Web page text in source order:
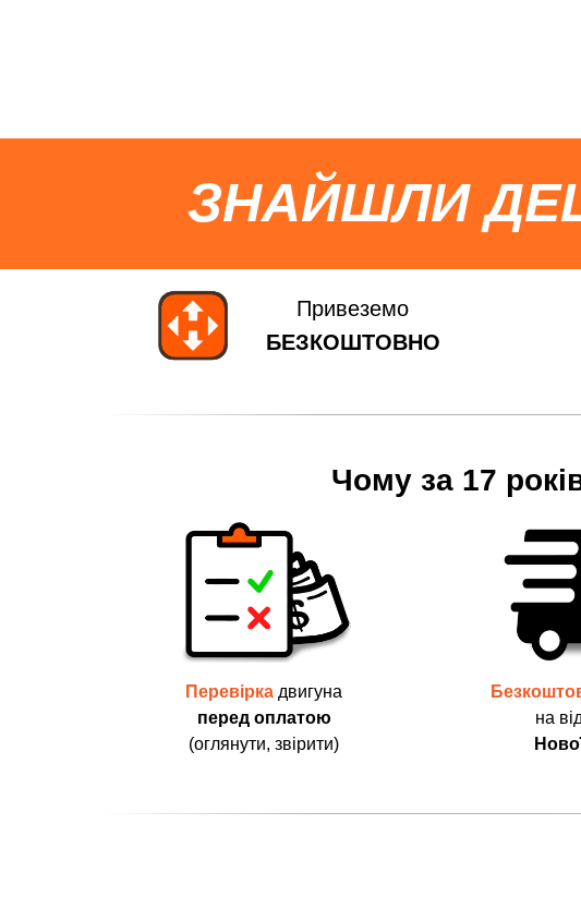
ЗНАЙШЛИ
Привеземо
БЕЗКОШТОВНО
Чому за 17
Перевірка двигуна
перед оплатою
(оглянути, звірити)
на